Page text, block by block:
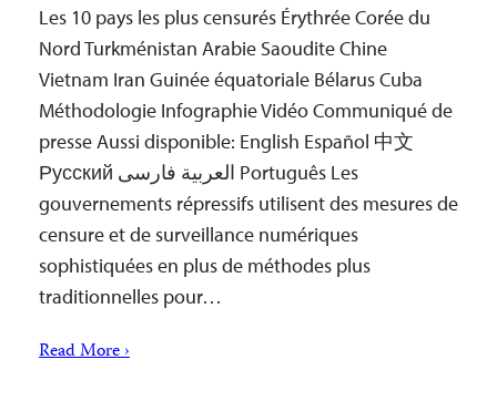
Les 10 pays les plus censurés Érythrée Corée du
Nord Turkménistan Arabie Saoudite Chine
Vietnam Iran Guinée équatoriale Bélarus Cuba
Méthodologie Infographie Vidéo Communiqué de
presse Aussi disponible: English Español 中文
Русский العربية فارسی Português Les
gouvernements répressifs utilisent des mesures de
censure et de surveillance numériques
sophistiquées en plus de méthodes plus
traditionnelles pour…
Read More ›